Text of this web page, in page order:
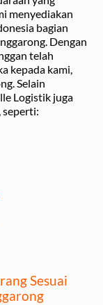
menyediakan
bagian
Dengan
telah
kepada kami,
Selain
Logistik juga
seperti:
Sesuai